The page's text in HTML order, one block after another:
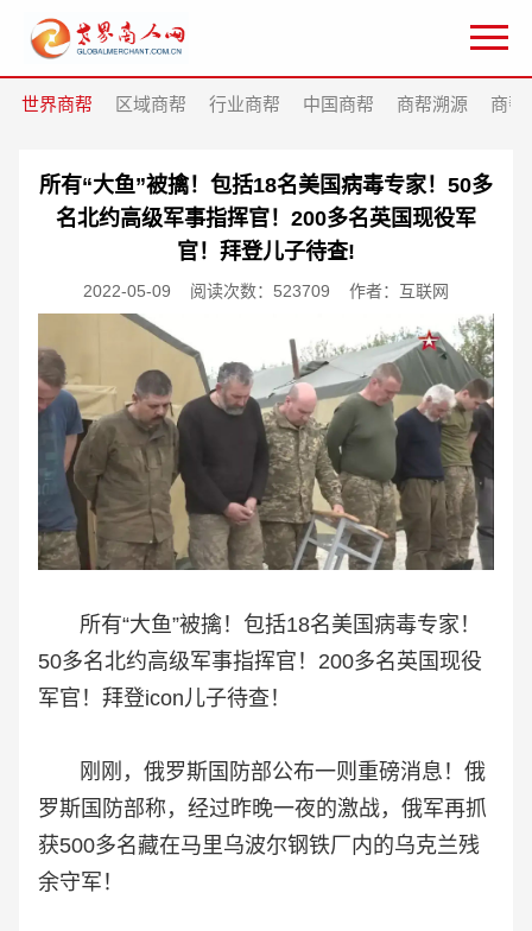
世界商帮 区域商帮 行业商帮 中国商帮 商帮溯源 商帮
所有“大鱼”被擒！包括18名美国病毒专家！50多
名北约高级军事指挥官！200多名英国现役军
官！拜登儿子待查!
2022-05-09 阅读次数：523709 作者：互联网
所有“大鱼”被擒！包括18名美国病毒专家！
50多名北约高级军事指挥官！200多名英国现役
军官！拜登icon儿子待查！
刚刚，俄罗斯国防部公布一则重磅消息！俄
罗斯国防部称，经过昨晚一夜的激战，俄军再抓
获500多名藏在马里乌波尔钢铁厂内的乌克兰残
余守军！